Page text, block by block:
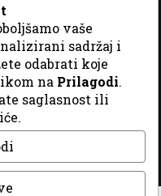
DizajnGordonDM
vaše
sadržaj i
odabrati koje
na Prilagodi.
saglasnost ili